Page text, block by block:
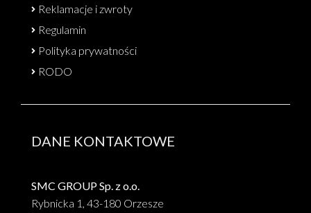
Reklamacje i zwroty
Regulamin
Polityka prywatności
RODO
DANE KONTAKTOWE
SMC GROUP Sp. z o.o.
Rybnicka 1, 43-180 Orzesze